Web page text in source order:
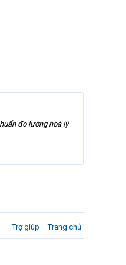
đo lường hoá lý
Trợ giúp Trang chủ